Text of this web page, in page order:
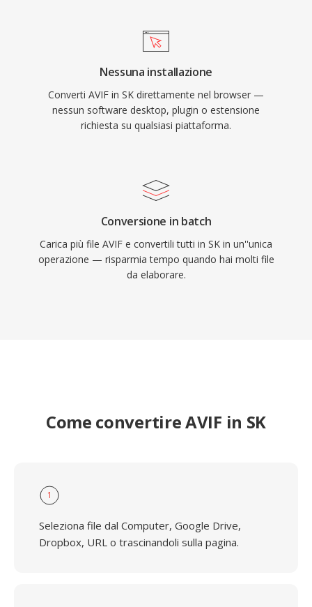
Nessuna installazione
Converti AVIF in SK direttamente nel browser —
nessun software desktop, plugin o estensione
richiesta su qualsiasi piattaforma.
Conversione in batch
Carica più file AVIF e convertili tutti in SK in un''unica
operazione — risparmia tempo quando hai molti file
da elaborare.
Come convertire AVIF in SK
1
Seleziona file dal Computer, Google Drive,
Dropbox, URL o trascinandoli sulla pagina.